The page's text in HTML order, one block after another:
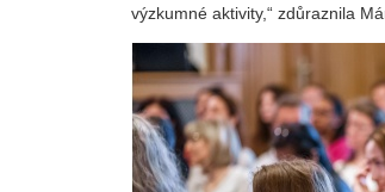
výzkumné aktivity,“ zdůraznila